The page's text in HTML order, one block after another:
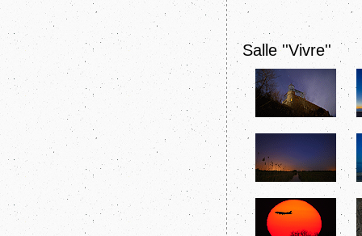
Salle ''Vivre''